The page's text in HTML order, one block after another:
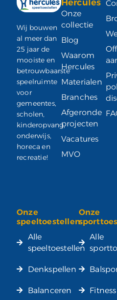
Wij bouwen
al meer dan
25 jaar de
mooiste en
betrouwbaarste
speelruimte
voor
gemeentes,
scholen,
kinderopvang,
onderwijs,
horeca en
recreatie!
Hercules
Onze
collectie
Blog
Waarom
Hercules
Materialen
Branches
Afgeronde
projecten
Vacatures
MVO
Onze
speeltoestellen
Alle
speeltoestellen
Denkspellen
Balanceren
Onze
Alle
Fitness